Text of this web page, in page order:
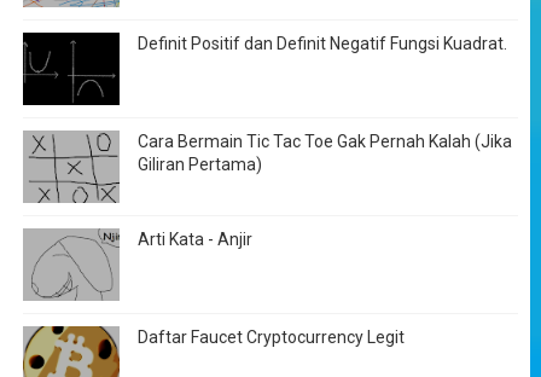
Definit Positif dan Definit Negatif Fungsi Kuadrat.
Cara Bermain Tic Tac Toe Gak Pernah Kalah (Jika
Giliran Pertama)
Arti Kata - Anjir
Daftar Faucet Cryptocurrency Legit